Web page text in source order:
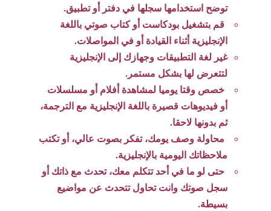
توضح استخدامها سجلها في دفتر أو تطبيق.
قم بتشغيل بودكاست أو كتاب صوتي باللغة
الإنجليزية أثناء القيادة أو في المواصلات.
غير لغة التطبيقات وجهازك إلى الإنجليزية
لتتعرض لها بشكل مستمر.
خصص وقتا يوميا لمشاهدة أفلام أو مسلسلات
أو فيديوهات قصيرة باللغة الإنجليزية مع الترجمة،
ثم بدونها لاحقا.
محاولة وصف يومك، تفكر بصوت عالي، أو تكتب
ملاحظاتك اليومية بالإنجليزية.
حتى لو ما في أحد تتكلم معك، تحدث مع ذاتك أو
سجل صوتك وانت تحاول تتحدث عن مواضيع
بسيطة.